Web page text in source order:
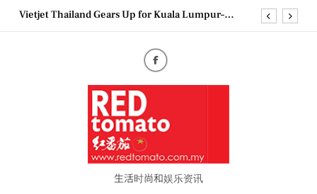
SkipVietjet Thailand Gears Up for Kuala Lumpur–
Couture Fashion Week Malaysia 2026– Press
MBEW 2026 Unites Global Stakeholders to Shape
the Future of Business Events
Vietjet Thailand Gears Up for Kuala Lumpur–
Bangkok Service Launch on9 October
Epson reinvents affordable printing with next-
generation EcoTank Series生活时尚和娱乐资讯